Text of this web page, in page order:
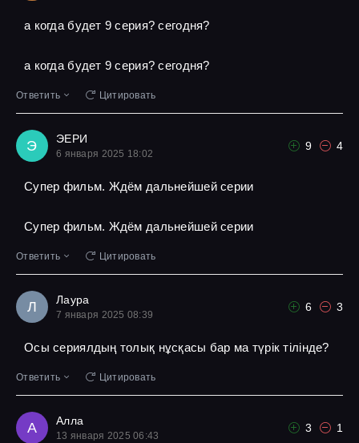
а когда будет 9 серия? сегодня?
а когда будет 9 серия? сегодня?
Ответить Цитировать
Э ЭЕРИ
6 января 2025 18:02
9 4
Супер фильм. Ждём дальнейшей серии
Супер фильм. Ждём дальнейшей серии
Ответить Цитировать
Л Лаура
7 января 2025 08:39
6 3
Осы сериялдың толық нұсқасы бар ма түрік тілінде?
Ответить Цитировать
А Алла
13 января 2025 06:43
3 1